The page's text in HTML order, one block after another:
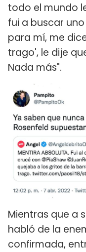
todo el mundo
fui a buscar
para mí, me
trago', le dije
Nada más".
Mientras que a
habló de la
confirmada,